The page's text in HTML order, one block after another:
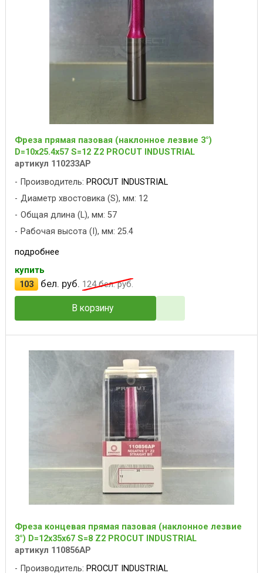
Фреза прямая пазовая (наклонное лезвие 3°)
D=10x25.4x57 S=12 Z2 PROCUT INDUSTRIAL
артикул 110233AP
Производитель: PROCUT INDUSTRIAL
Диаметр хвостовика (S), мм: 12
Общая длина (L), мм: 57
Рабочая высота (I), мм: 25.4
подробнее
купить
103
бел. руб. 124бел. руб.
В корзину
Фреза концевая прямая пазовая (наклонное лезвие
3°) D=12x35x67 S=8 Z2 PROCUT INDUSTRIAL
артикул 110856AP
Производитель: PROCUT INDUSTRIAL